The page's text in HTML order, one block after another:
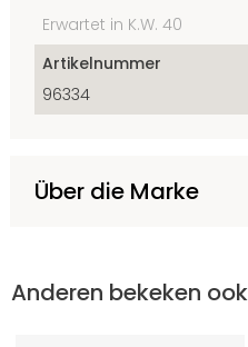
Erwartet in K.W. 40
Artikelnummer
96334
Über die Marke
Anderen bekeken ook